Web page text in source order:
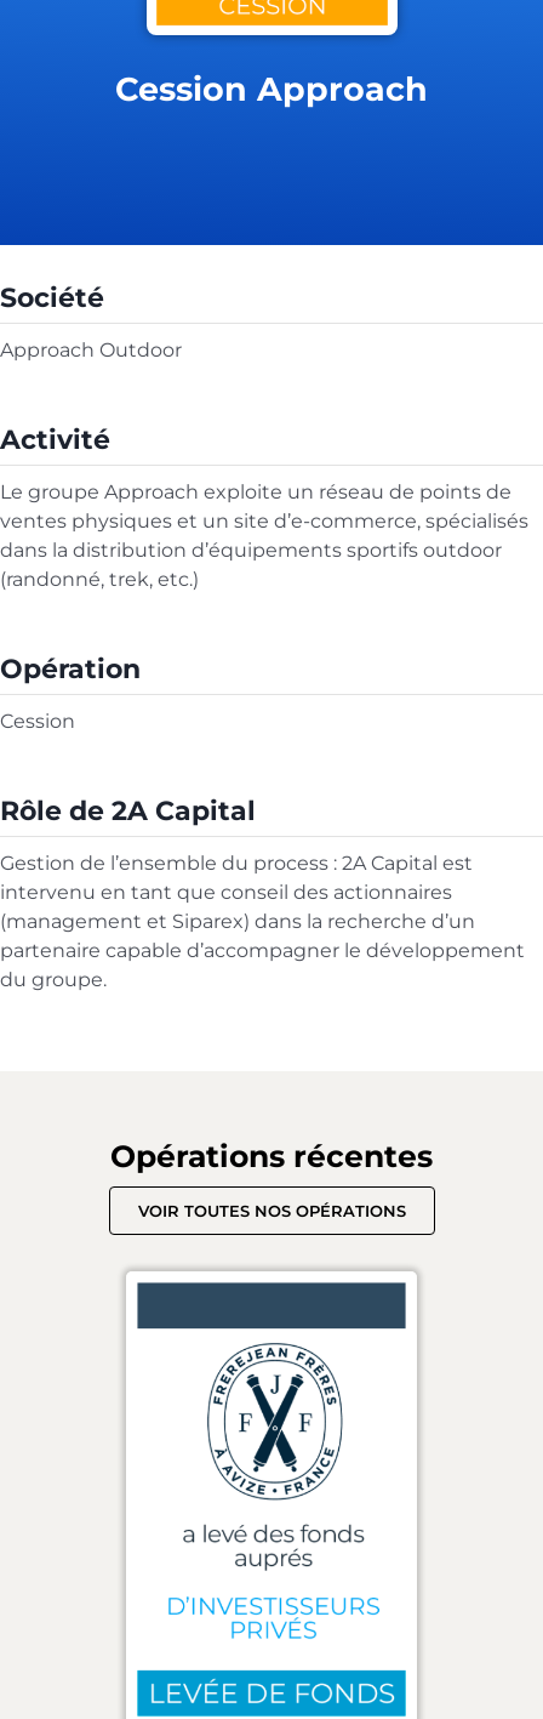
Cession Approach
Société
Approach Outdoor
Activité
Le groupe Approach exploite un réseau de points de
ventes physiques et un site d’e-commerce, spécialisés
dans la distribution d’équipements sportifs outdoor
(randonné, trek, etc.)
Opération
Cession
Rôle de 2A Capital
Gestion de l’ensemble du process : 2A Capital est
intervenu en tant que conseil des actionnaires
(management et Siparex) dans la recherche d’un
partenaire capable d’accompagner le développement
du groupe.
Opérations récentes
VOIR TOUTES NOS OPÉRATIONS